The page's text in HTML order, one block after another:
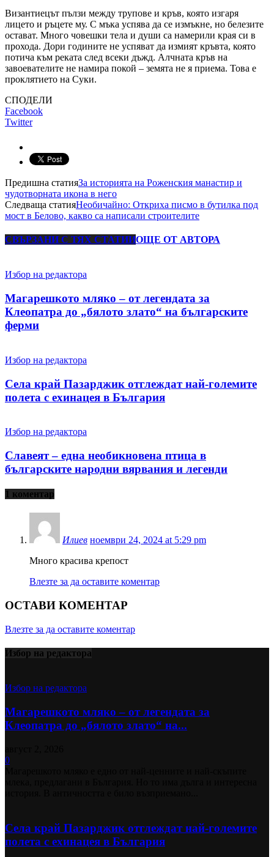
Византиецът пълзи между трупове и кръв, която изгаря
лицето и ръцете му. С мъка успява да се измъкне, но белезите
остават. Много човешки тела и души са намерили края си в
прохода. Дори годините не успяват да измият кръвта, която
потича към реката след всеки дъжд. Алчната кръв на
завоевателите не намира покой – земята не я приема. Това е
проклятието на Суки.
СПОДЕЛИ
Facebook
Twitter
Предишна статияЗа историята на Роженския манастир и
чудотворната икона в него
Следваща статияНеобичайно: Откриха писмо в бутилка под
мост в Белово, какво са написали строителите
СВЪРЗАНИ С ТЯХ СТАТИИОЩЕ ОТ АВТОРА
Избор на редактора
Магарешкото мляко – от легендата за
Клеопатра до „бялото злато“ на българските
ферми
Избор на редактора
Села край Пазарджик отглеждат най-големите
полета с ехинацея в България
Избор на редактора
Славеят – една необикновена птица в
българските народни вярвания и легенди
1 коментар
Илиев ноември 24, 2024 at 5:29 pm
Много красива крепост
Влезте за да оставите коментар
ОСТАВИ КОМЕНТАР
Влезте за да оставите коментар
Избор на редактора
Избор на редактора
Магарешкото мляко – от легендата за
Клеопатра до „бялото злато“ на...
0
Села край Пазарджик отглеждат най-големите
полета с ехинацея в България